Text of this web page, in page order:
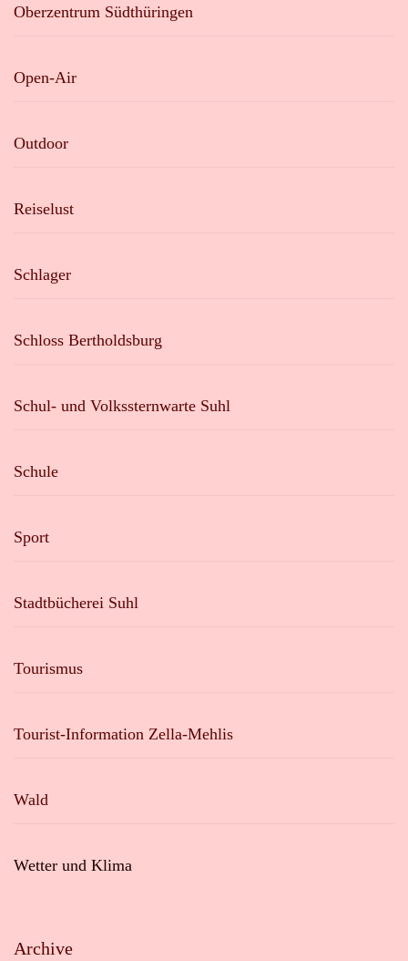
Oberzentrum Südthüringen
Open-Air
Outdoor
Reiselust
Schlager
Schloss Bertholdsburg
Schul- und Volkssternwarte Suhl
Schule
Sport
Stadtbücherei Suhl
Tourismus
Tourist-Information Zella-Mehlis
Wald
Wetter und Klima
Archive